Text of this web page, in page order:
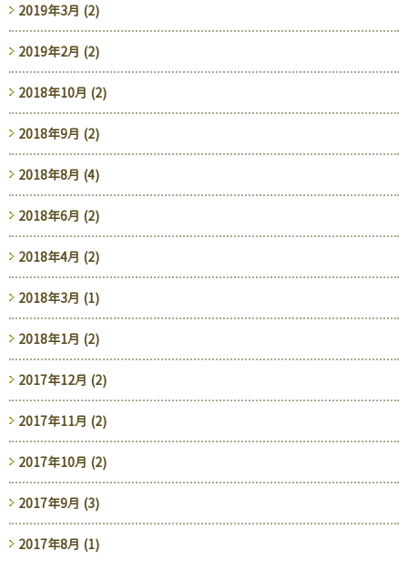
2019年3月 (2)
2019年2月 (2)
2018年10月 (2)
2018年9月 (2)
2018年8月 (4)
2018年6月 (2)
2018年4月 (2)
2018年3月 (1)
2018年1月 (2)
2017年12月 (2)
2017年11月 (2)
2017年10月 (2)
2017年9月 (3)
2017年8月 (1)